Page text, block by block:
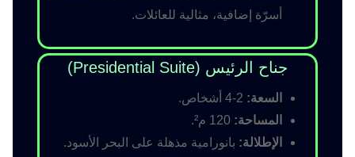
أسرّة إضافية، مثالية للعائلات.
جناح الرئيس (Presidential Suite)
السعة:
المساحة:
الإطلالة: بانورامية مذهلة على البحر الأسود.